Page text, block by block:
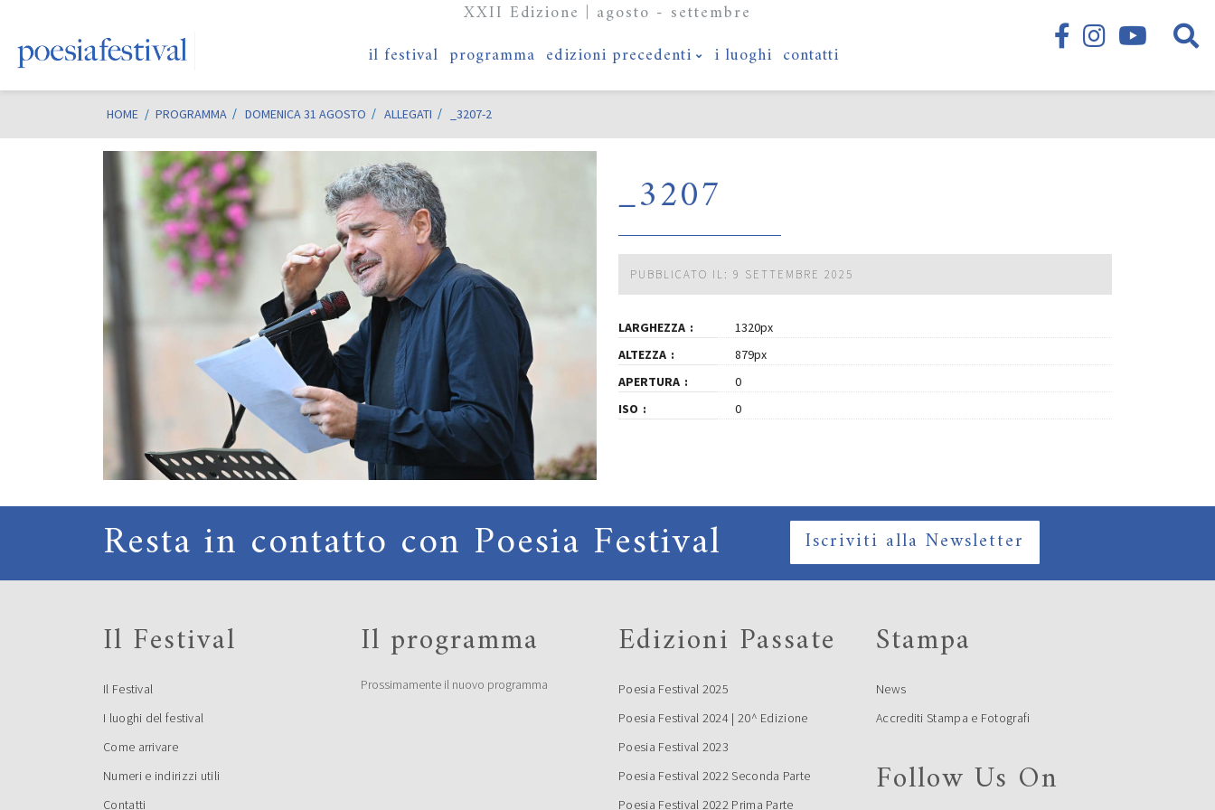
XXII Edizione | agosto - settembre
il festival programma edizioni precedenti i luoghi contatti
HOME / PROGRAMMA DOMENICA 31 AGOSTO ALLEGATI _3207-2
_3207
PUBBLICATO IL: 9 SETTEMBRE 2025
LARGHEZZA
1320px
ALTEZZA
879px
APERTURA
0
ISO
0
Resta in contatto con Poesia Festival Iscriviti alla Newsletter
Il Festival
Il Festival
I luoghi del festival
Come arrivare
Numeri e indirizzi utili
Contatti
Il programma
Prossimamente il nuovo programma
Edizioni Passate
Poesia Festival 2025
Poesia Festival 2024 | 20^ Edizione
Poesia Festival 2023
Poesia Festival 2022 Seconda Parte
Poesia Festival 2022 Prima Parte
Stampa
News
Accrediti Stampa e Fotografi
Follow Us On